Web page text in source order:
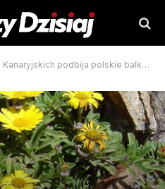
podbija polskie balkony. Kwitnie bez końca